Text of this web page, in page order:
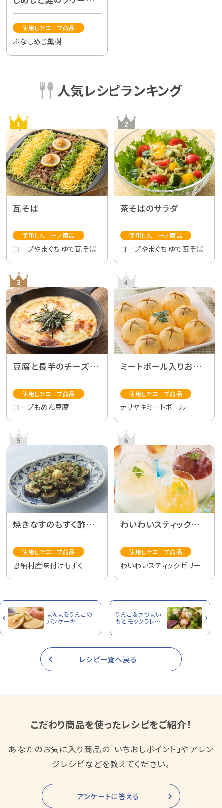
パスタ
使用したコープ商品
ぶなしめじ薫樹
人気レシピランキング
瓦そば
使用したコープ商品
コープやまぐち ゆで瓦そば
茶そばのサラダ
使用したコープ商品
コープやまぐち ゆで瓦そば
豆腐と長芋のチーズ焼
き
使用したコープ商品
コープもめん豆腐
ミートボール入りおに
ぎり
使用したコープ商品
テリヤキミートボール
焼きなすのもずく酢和
え
使用したコープ商品
恩納村産味付けもずく
わいわいスティックゼリ
ーの牛乳かん
使用したコープ商品
わいわいスティックゼリー
まんまるりんごの
パンケーキ
りんご＆さつまい
もとモッツラレラ
レシピ一覧へ戻る
こだわり商品を使ったレシピをご紹介！
あなたのお気に入り商品の「いちおしポイント」やアレン
ジレシピなどを教えてください。
アンケートに答える